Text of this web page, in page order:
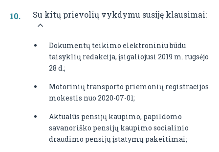
Su kitų prievolių vykdymu susiję klausimai:
Dokumentų teikimo elektroniniu būdu
taisyklių redakcija, įsigaliojusi 2019 m. rugsėjo
28 d.;
Motorinių transporto priemonių registracijos
mokestis nuo 2020-07-01;
Aktualūs pensijų kaupimo, papildomo
savanoriško pensijų kaupimo socialinio
draudimo pensijų įstatymų pakeitimai;